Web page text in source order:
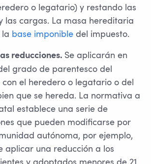
o legatario) y restando las
las cargas. La masa hereditaria
base imponible del impuesto.
reducciones. Se aplicarán en
grado de parentesco del
el heredero o legatario o del
que se hereda. La normativa a
establece una serie de
que pueden modificarse por
autónoma, por ejemplo,
aplicar una reducción a los